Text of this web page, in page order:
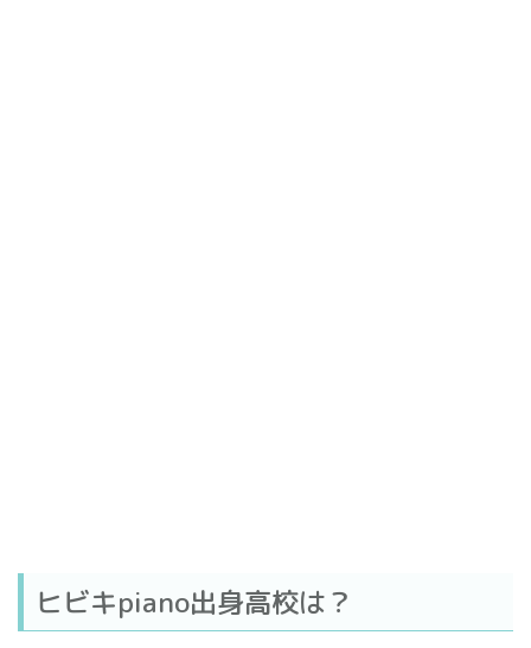
ヒビキpiano出身高校は？